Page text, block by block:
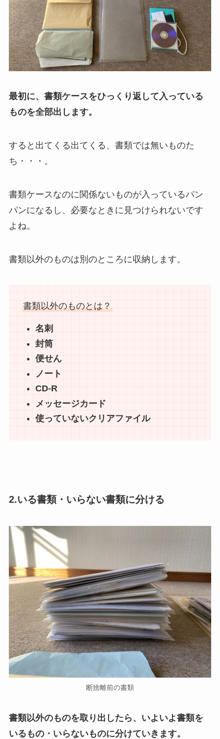
最初に、書類ケースをひっくり返して入っている
ものを全部出します。
すると出てくる出てくる、書類では無いものた
ち・・・。
書類ケースなのに関係ないものが入っているパン
パンになるし、必要なときに見つけられないです
よね。
書類以外のものは別のところに収納します。
書類以外のものとは？
名刺
封筒
便せん
ノート
CD-R
メッセージカード
使っていないクリアファイル
2.いる書類・いらない書類に分ける
断捨離前の書類
書類以外のものを取り出したら、いよいよ書類を
いるもの・いらないものに分けていきます。